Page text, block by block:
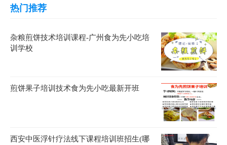
热门推荐
杂粮煎饼技术培训课程-广州食为先小吃培
训学校
煎饼果子培训技术食为先小吃最新开班
西安中医浮针疗法线下课程培训班招生(哪